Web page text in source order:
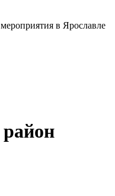
в Ярославле